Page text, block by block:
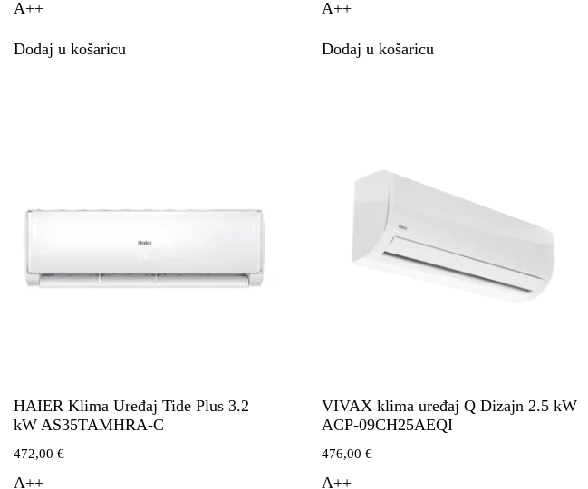
A++
Dodaj u košaricu
A++
Dodaj u košaricu
HAIER Klima Uređaj Tide Plus 3.2
kW AS35TAMHRA-C
472,00 €
A++
VIVAX klima uređaj Q Dizajn 2.5 kW
ACP-09CH25AEQI
476,00 €
A++